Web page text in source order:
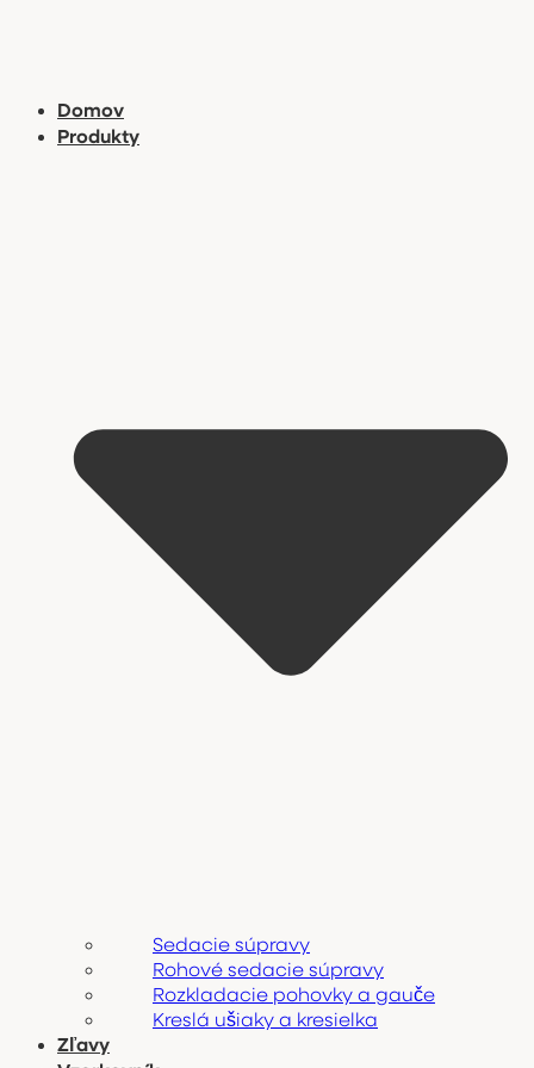
Domov
Produkty
Sedacie súpravy
Rohové sedacie súpravy
Rozkladacie pohovky a gauče
Kreslá ušiaky a kresielka
Zľavy